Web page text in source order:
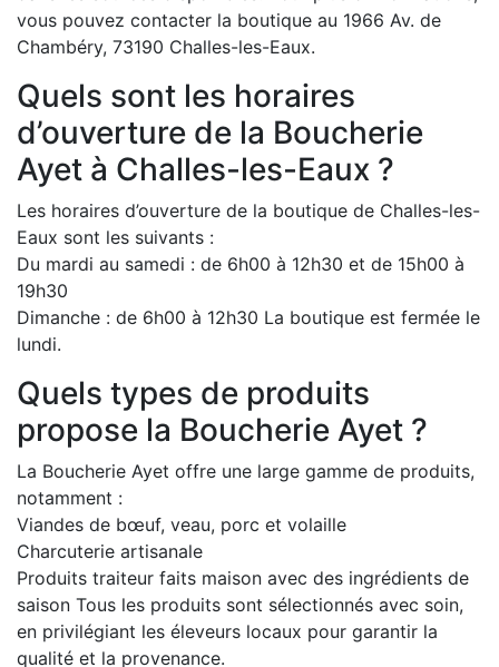
vous pouvez contacter la boutique au 1966 Av. de
Chambéry, 73190 Challes-les-Eaux.
Quels sont les horaires
d’ouverture de la Boucherie
Ayet à Challes-les-Eaux ?
Les horaires d’ouverture de la boutique de Challes-les-
Eaux sont les suivants :
Du mardi au samedi : de 6h00 à 12h30 et de 15h00 à
19h30
Dimanche : de 6h00 à 12h30 La boutique est fermée le
lundi.
Quels types de produits
propose la Boucherie Ayet ?
La Boucherie Ayet offre une large gamme de produits,
notamment :
Viandes de bœuf, veau, porc et volaille
Charcuterie artisanale
Produits traiteur faits maison avec des ingrédients de
saison Tous les produits sont sélectionnés avec soin,
en privilégiant les éleveurs locaux pour garantir la
qualité et la provenance.